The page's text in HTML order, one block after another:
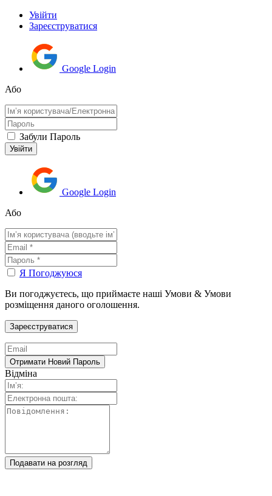
Увійти
Зареєструватися
Google Login
Або
Забули Пароль
Google Login
Або
Я Погоджуюся
Ви погоджуєтесь, що приймаєте наші Умови & Умови
розміщення даного оголошення.
Відміна